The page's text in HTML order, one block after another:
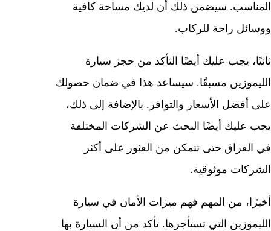
المناسب. سيضمن ذلك أن لديك مساحة كافية
ووسائل راحة للركاب.
ثانيًا، يجب عليك أيضًا التأكد من حجز سيارة
الليموزين مسبقًا. سيساعد هذا في ضمان حصولك
على أفضل الأسعار والتوافر. بالإضافة إلى ذلك،
يجب عليك أيضًا البحث عن الشركات المختلفة
في العراق حتى تتمكن من العثور على أكثر
الشركات موثوقية.
أخيرًا، من المهم فهم ميزات الأمان في سيارة
الليموزين التي تستأجرها. تأكد من أن السيارة بها